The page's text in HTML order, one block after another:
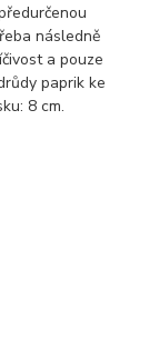
následně
a pouze
paprik ke
8 cm.